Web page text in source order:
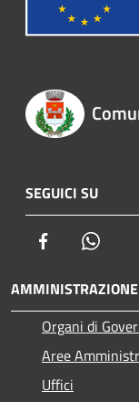
SEGUICI SU
Facebook
AMMINISTRAZIONE
Organi di
Aree
Uffici